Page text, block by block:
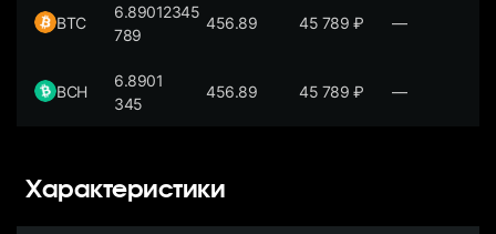
BTC
6.89012345
789
456.89 45 789 ₽ —
BCH
6.8901
345
456.89 45 789 ₽ —
Характеристики